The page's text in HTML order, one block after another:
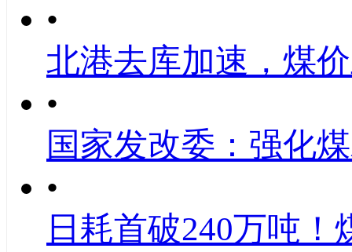
•
北港去库加速，煤
•
国家发改委：强化
•
日耗首破240万吨！